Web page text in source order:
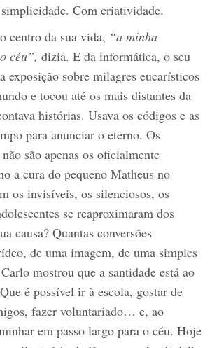
Com criatividade.
centro da sua vida, “a minha
céu”, dizia. E da informática, o seu
exposição sobre milagres eucarísticos
e tocou até os mais distantes da
histórias. Usava os códigos e as
para anunciar o eterno. Os
são apenas os oficialmente
a cura do pequeno Matheus no
os invisíveis, os silenciosos, os
se reaproximaram dos
causa? Quantas conversões
de uma imagem, de uma simples
mostrou que a santidade está ao
é possível ir à escola, gostar de
fazer voluntariado… e, ao
em passo largo para o céu. Hoje